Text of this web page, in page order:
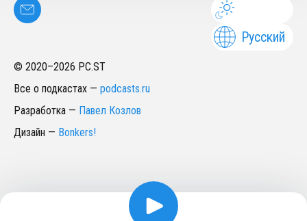
Русский
© 2020–2026 PC.ST
Все о подкастах — podcasts.ru
Разработка — Павел Козлов
Дизайн — Bonkers!